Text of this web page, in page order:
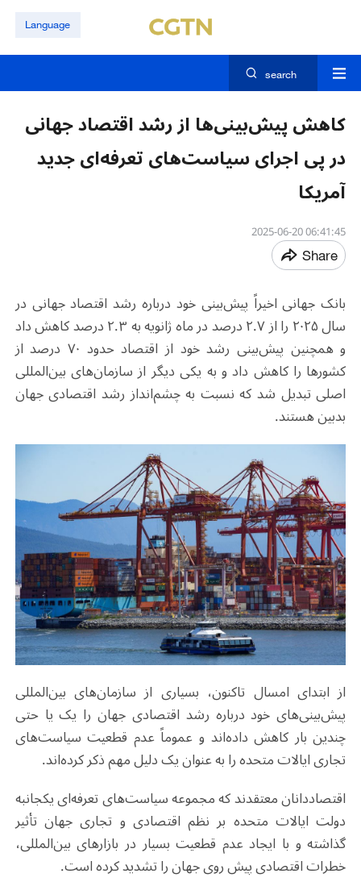
Language
search
کاهش پیش‌بینی‌ها از رشد اقتصاد جهانی
در پی اجرای سیاست‌های تعرفه‌ای جدید
آمریکا
06:41:45 2025-06-20
Share
بانک جهانی اخیراً پیش‌بینی خود درباره رشد اقتصاد جهانی در
سال ۲۰۲۵ را از ۲.۷ درصد در ماه ژانویه به ۲.۳ درصد کاهش داد
و همچنین پیش‌بینی رشد خود از اقتصاد حدود ۷۰ درصد از
کشورها را کاهش داد و به یکی دیگر از سازمان‌های بین‌المللی
اصلی تبدیل شد که نسبت به چشم‌انداز رشد اقتصادی جهان
بدبین هستند.
از ابتدای امسال تاکنون، بسیاری از سازمان‌های بین‌المللی
پیش‌بینی‌های خود درباره رشد اقتصادی جهان را یک یا حتی
چندین بار کاهش داده‌اند و عموماً عدم قطعیت سیاست‌های
تجاری ایالات متحده را به عنوان یک دلیل مهم ذکر کرده‌اند.
اقتصاددانان معتقدند که مجموعه‌ سیاست‌های تعرفه‌ای یکجانبه
دولت ایالات متحده بر نظم اقتصادی و تجاری جهان تأثیر
گذاشته و با ایجاد عدم قطعیت بسیار در بازار‌های بین‌المللی،
خطرات اقتصادی پیش روی جهان را تشدید کرده است.